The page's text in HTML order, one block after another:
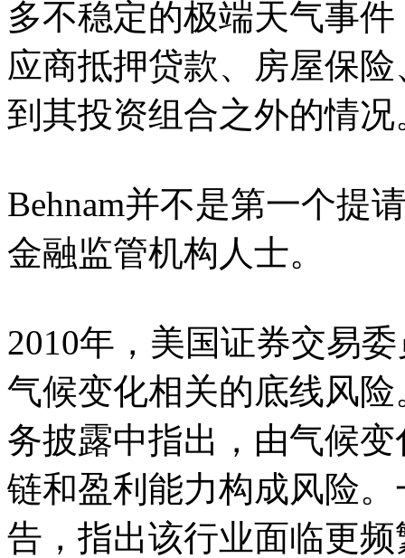
多不稳定的极端天气事
应商抵押贷款、房屋保
到其投资组合之外的情况
Behnam并不是第一个提
金融监管机构人士。
2010年，美国证券交易
气候变化相关的底线风
务披露中指出，由气候
链和盈利能力构成风险
告，指出该行业面临更